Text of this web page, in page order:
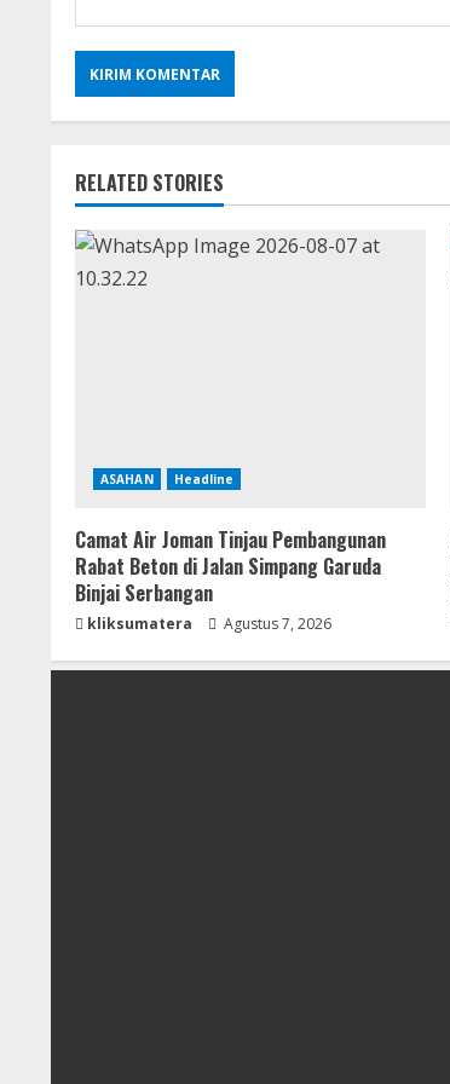
RELATED STORIES
ASAHAN Headline
Camat Air Joman Tinjau Pembangunan
Rabat Beton di Jalan Simpang Garuda
Binjai Serbangan
kliksumatera Agustus 7, 2026